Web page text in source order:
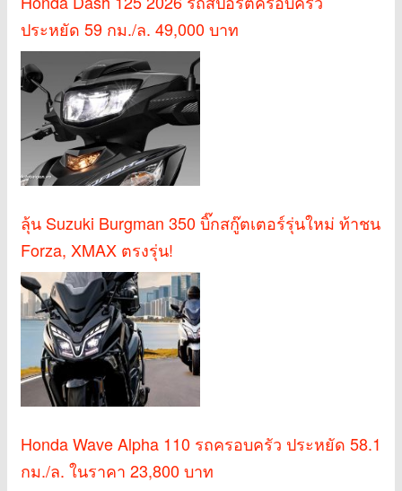
ประหยัด 59 กม./ล. 49,000 บาท
ลุ้น Suzuki Burgman 350 บิ๊กสกู๊ตเตอร์รุ่นใหม่ ท้าชน
Forza, XMAX ตรงรุ่น!
Honda Wave Alpha 110 รถครอบครัว ประหยัด 58.1
กม./ล. ในราคา 23,800 บาท